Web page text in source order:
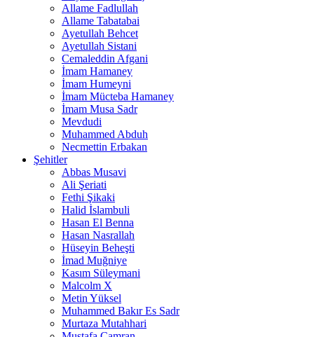
Allame Fadlullah
Allame Tabatabai
Ayetullah Behcet
Ayetullah Sistani
Cemaleddin Afgani
İmam Hamaney
İmam Humeyni
İmam Mücteba Hamaney
İmam Musa Sadr
Mevdudi
Muhammed Abduh
Necmettin Erbakan
Şehitler
Abbas Musavi
Ali Şeriati
Fethi Şikaki
Halid İslambuli
Hasan El Benna
Hasan Nasrallah
Hüseyin Beheşti
İmad Muğniye
Kasım Süleymani
Malcolm X
Metin Yüksel
Muhammed Bakır Es Sadr
Murtaza Mutahhari